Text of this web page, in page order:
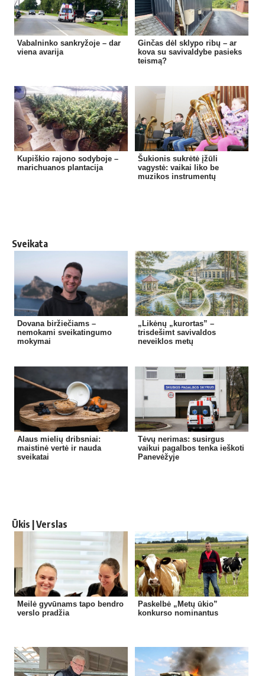
Vabalninko sankryžoje – dar
viena avarija
Ginčas dėl sklypo ribų – ar
kova su savivaldybe pasieks
teismą?
Kupiškio rajono sodyboje –
marichuanos plantacija
Šukionis sukrėtė įžūli
vagystė: vaikai liko be
muzikos instrumentų
Sveikata
Dovana biržiečiams –
nemokami sveikatingumo
mokymai
„Likėnų „kurortas” –
trisdešimt savivaldos
neveiklos metų
Alaus mielių dribsniai:
maistinė vertė ir nauda
sveikatai
Tėvų nerimas: susirgus
vaikui pagalbos tenka ieškoti
Panevėžyje
Ūkis | Verslas
Meilė gyvūnams tapo bendro
verslo pradžia
Paskelbė „Metų ūkio”
konkurso nominantus